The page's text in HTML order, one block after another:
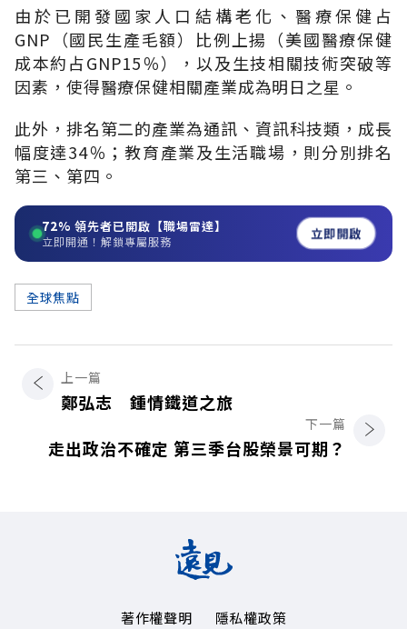
由於已開發國家人口結構老化、醫療保健占
GNP（國民生產毛額）比例上揚（美國醫療保健
成本約占GNP15％），以及生技相關技術突破等
因素，使得醫療保健相關產業成為明日之星。
此外，排名第二的產業為通訊、資訊科技類，成長
幅度達34％；教育產業及生活職場，則分別排名
第三、第四。
72% 領先者已開啟【職場雷達】
立即開通！解鎖專屬服務 立即開啟
全球焦點
上一篇
鄭弘志 鍾情鐵道之旅
下一篇
走出政治不確定 第三季台股榮景可期？
著作權聲明 隱私權政策